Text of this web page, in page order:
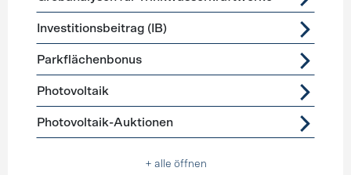
Investitionsbeitrag (IB)
Parkflächenbonus
Photovoltaik
Photovoltaik-Auktionen
+ alle öffnen